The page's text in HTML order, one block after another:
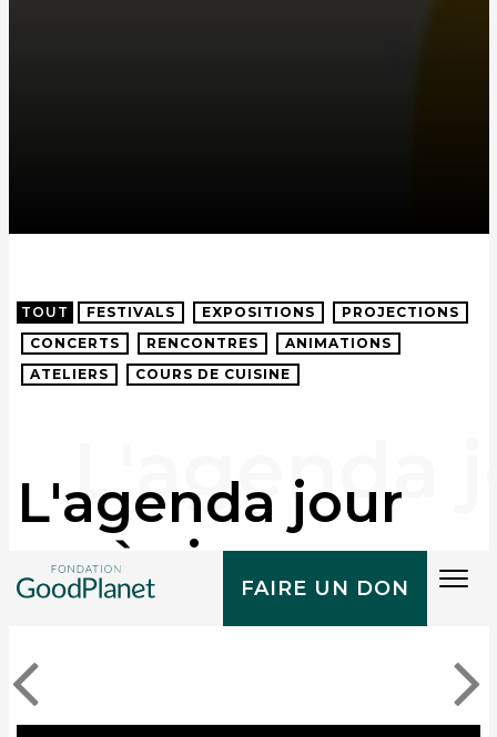
FAIRE UN DON
TOUT FESTIVALS EXPOSITIONS
PROJECTIONS
CONCERTS
RENCONTRES
ANIMATIONS
ATELIERS
COURS DE CUISINE
L'agenda jour
après jour